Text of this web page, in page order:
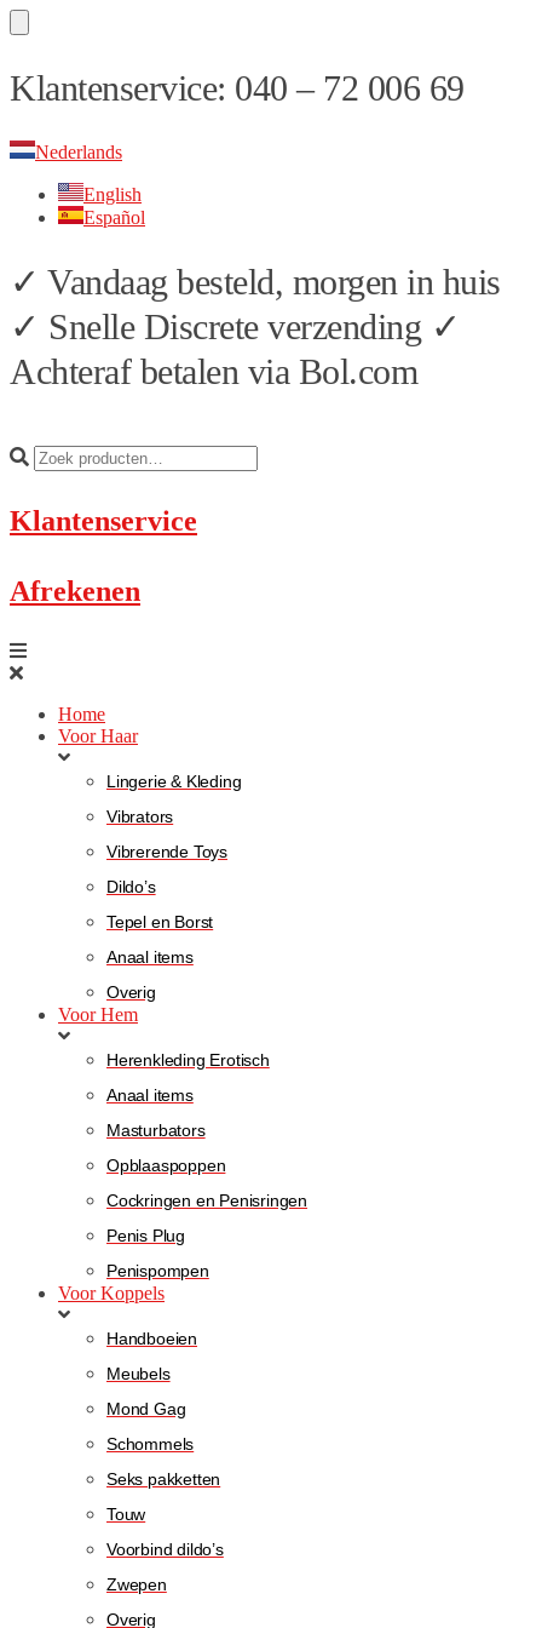
Skip
to
Skip
to
Klantenservice: 040 – 72 006 69
Nederlands
English
Español
✓ Vandaag besteld, morgen in huis
✓ Snelle Discrete verzending ✓
Achteraf betalen via Bol.com
Klantenservice
Afrekenen
Home
Voor Haar
Lingerie & Kleding
Vibrators
Vibrerende Toys
Dildo’s
Tepel en Borst
Anaal items
Overig
Voor Hem
Herenkleding Erotisch
Anaal items
Masturbators
Opblaaspoppen
Cockringen en Penisringen
Penis Plug
Penispompen
Voor Koppels
Handboeien
Meubels
Mond Gag
Schommels
Seks pakketten
Touw
Voorbind dildo’s
Zwepen
Overig